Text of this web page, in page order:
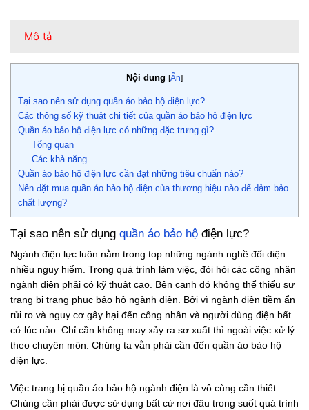
Mô tả
Nội dung [Ẩn]
Tại sao nên sử dụng quần áo bảo hộ điện lực?
Các thông số kỹ thuật chi tiết của quần áo bảo hộ điện lực
Quần áo bảo hộ điện lực có những đặc trưng gì?
Tổng quan
Các khả năng
Quần áo bảo hộ điện lực cần đạt những tiêu chuẩn nào?
Nên đặt mua quần áo bảo hộ điện của thương hiệu nào để đảm bảo
chất lượng?
Tại sao nên sử dụng quần áo bảo hộ điện lực?
Ngành điện lực luôn nằm trong top những ngành nghề đối diện
nhiều nguy hiểm. Trong quá trình làm việc, đòi hỏi các công nhân
ngành điện phải có kỹ thuật cao. Bên cạnh đó không thể thiếu sự
trang bị trang phục bảo hộ ngành điện. Bởi vì ngành điện tiềm ẩn
rủi ro và nguy cơ gây hại đến công nhân và người dùng điện bất
cứ lúc nào. Chỉ cần không may xảy ra sơ xuất thì ngoài việc xử lý
theo chuyên môn. Chúng ta vẫn phải cần đến quần áo bảo hộ
điện lực.
Việc trang bị quần áo bảo hộ ngành điện là vô cùng cần thiết.
Chúng cần phải được sử dụng bất cứ nơi đâu trong suốt quá trình